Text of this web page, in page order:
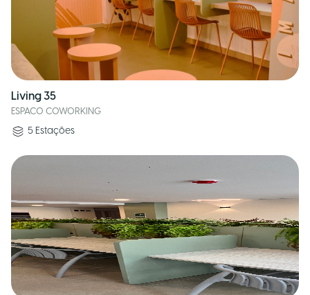
Living 35
ESPACO COWORKING
5 Estações